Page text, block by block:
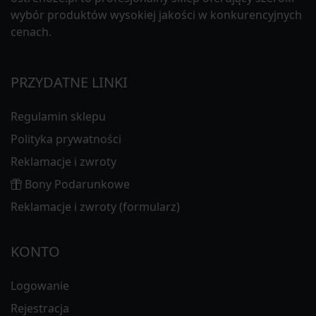
wybór produktów wysokiej jakości w konkurencyjnych
cenach.
PRZYDATNE LINKI
Regulamin sklepu
Polityka prywatności
Reklamacje i zwroty
Bony Podarunkowe
Reklamacje i zwroty (formularz)
KONTO
Logowanie
Rejestracja